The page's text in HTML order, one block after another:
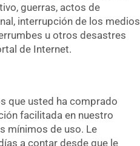
guerras, actos de
interrupción de los medios
u otros desastres
de Internet.
que usted ha comprado
facilitada en nuestro
mínimos de uso. Le
a contar desde que le